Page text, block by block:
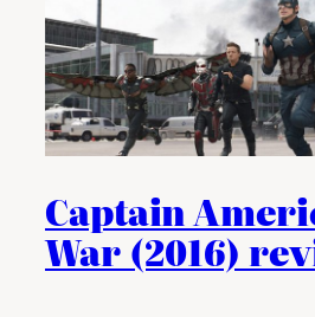
Captain
War (2016)